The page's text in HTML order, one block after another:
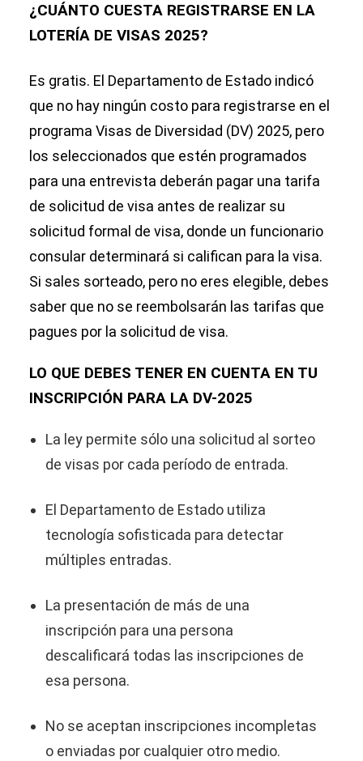
¿CUÁNTO CUESTA REGISTRARSE EN LA
LOTERÍA DE VISAS 2025?
Es gratis. El Departamento de Estado indicó
que no hay ningún costo para registrarse en el
programa Visas de Diversidad (DV) 2025, pero
los seleccionados que estén programados
para una entrevista deberán pagar una tarifa
de solicitud de visa antes de realizar su
solicitud formal de visa, donde un funcionario
consular determinará si califican para la visa.
Si sales sorteado, pero no eres elegible, debes
saber que no se reembolsarán las tarifas que
pagues por la solicitud de visa.
LO QUE DEBES TENER EN CUENTA EN TU
INSCRIPCIÓN PARA LA DV-2025
La ley permite sólo una solicitud al sorteo
de visas por cada período de entrada.
El Departamento de Estado utiliza
tecnología sofisticada para detectar
múltiples entradas.
La presentación de más de una
inscripción para una persona
descalificará todas las inscripciones de
esa persona.
No se aceptan inscripciones incompletas
o enviadas por cualquier otro medio.